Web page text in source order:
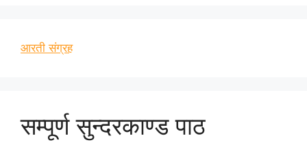
आरती संग्रह
सम्पूर्ण सुन्दरकाण्ड पाठ